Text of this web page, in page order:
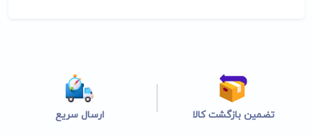
تضمین بازگشت کالا ارسال سریع